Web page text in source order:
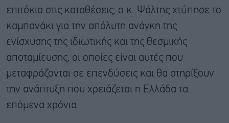
επιτόκια στις καταθέσεις, ο κ. Ψάλτης χτύπησε το
καμπανάκι για την απόλυτη ανάγκη της
ενίσχυσης της ιδιωτικής και της θεσμικής
αποταμίευσης, οι οποίες είναι αυτές που
μεταφράζονται σε επενδύσεις και θα στηρίξουν
την ανάπτυξη που χρειάζεται η Ελλάδα τα
επόμενα χρόνια.